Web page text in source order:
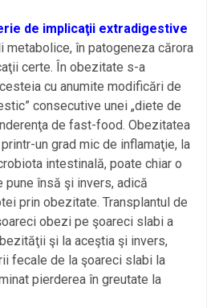
de implicaţii extradigestive
metabolice, în patogeneza cărora
certe. În obezitate s-a
cu anumite modificări de
consecutive unei „diete de
de fast-food. Obezitatea
un grad mic de inflamaţie, la
intestinală, poate chiar o
pune însă şi invers, adică
prin obezitate. Transplantul de
obezi pe şoareci slabi a
şi la aceştia şi invers,
fecale de la şoareci slabi la
pierderea în greutate la